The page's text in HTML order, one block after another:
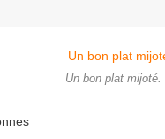
Un bon plat mijoté.